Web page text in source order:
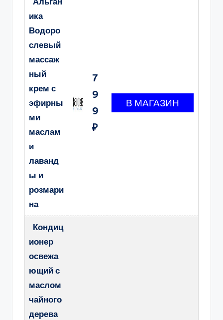
ика
Водоро
слевый
массаж
ный
крем с
эфирны
ми
маслам
и
лаванд
ы и
розмари
на
7
9
9
₽
Кондиц
ионер
освежа
ющий с
маслом
чайного
дерева